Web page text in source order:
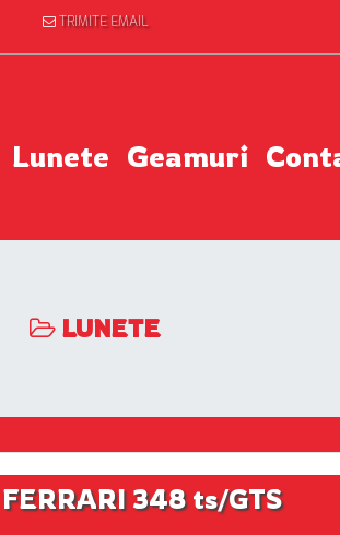
TRIMITE EMAIL
Lunete Geamuri
LUNETE
348 ts/GTS